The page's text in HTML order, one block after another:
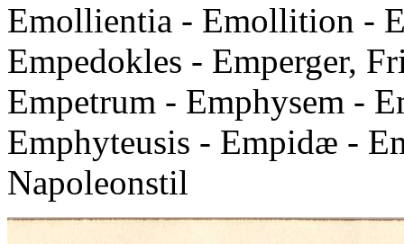
Emollientia - Emollition -
Empedokles - Emperger,
Empetrum - Emphysem -
Emphyteusis - Empidæ -
Napoleonstil